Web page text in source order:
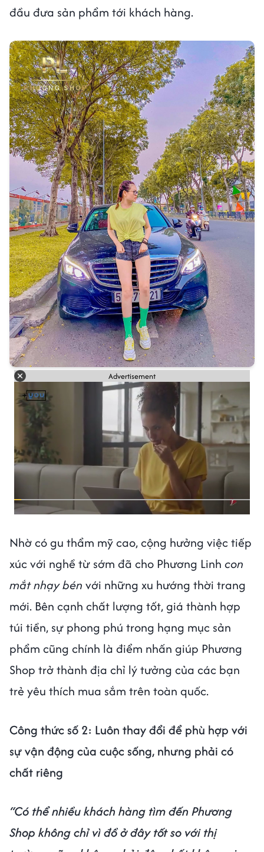
đầu đưa sản phẩm tới khách hàng.
Advertisement
Nhờ có gu thẩm mỹ cao, cộng hưởng việc tiếp
xúc với nghề từ sớm đã cho Phương Linh con
mắt nhạy bén với những xu hướng thời trang
mới. Bên cạnh chất lượng tốt, giá thành hợp
túi tiền, sự phong phú trong hạng mục sản
phẩm cũng chính là điểm nhấn giúp Phương
Shop trở thành địa chỉ lý tưởng của các bạn
trẻ yêu thích mua sắm trên toàn quốc.
Công thức số 2: Luôn thay đổi để phù hợp với
sự vận động của cuộc sống, nhưng phải có
chất riêng
“Có thể nhiều khách hàng tìm đến Phương
Shop không chỉ vì đồ ở đây tốt so với thị